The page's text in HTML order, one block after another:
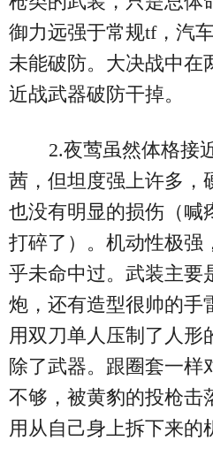
御力远强于常规tf，汽
未能破防。大决战中在
近战武器破防干掉。
2.夜莺虽然体格接
茜，但坦度强上许多，
也没有明显的损伤（喊
打碎了）。机动性极强
乎未命中过。武装主要
炮，还有造型很帅的手
用双刀单人压制了人形
除了武器。跟圈套一样
不够，被黄豹的投枪击
用从自己身上拆下来的